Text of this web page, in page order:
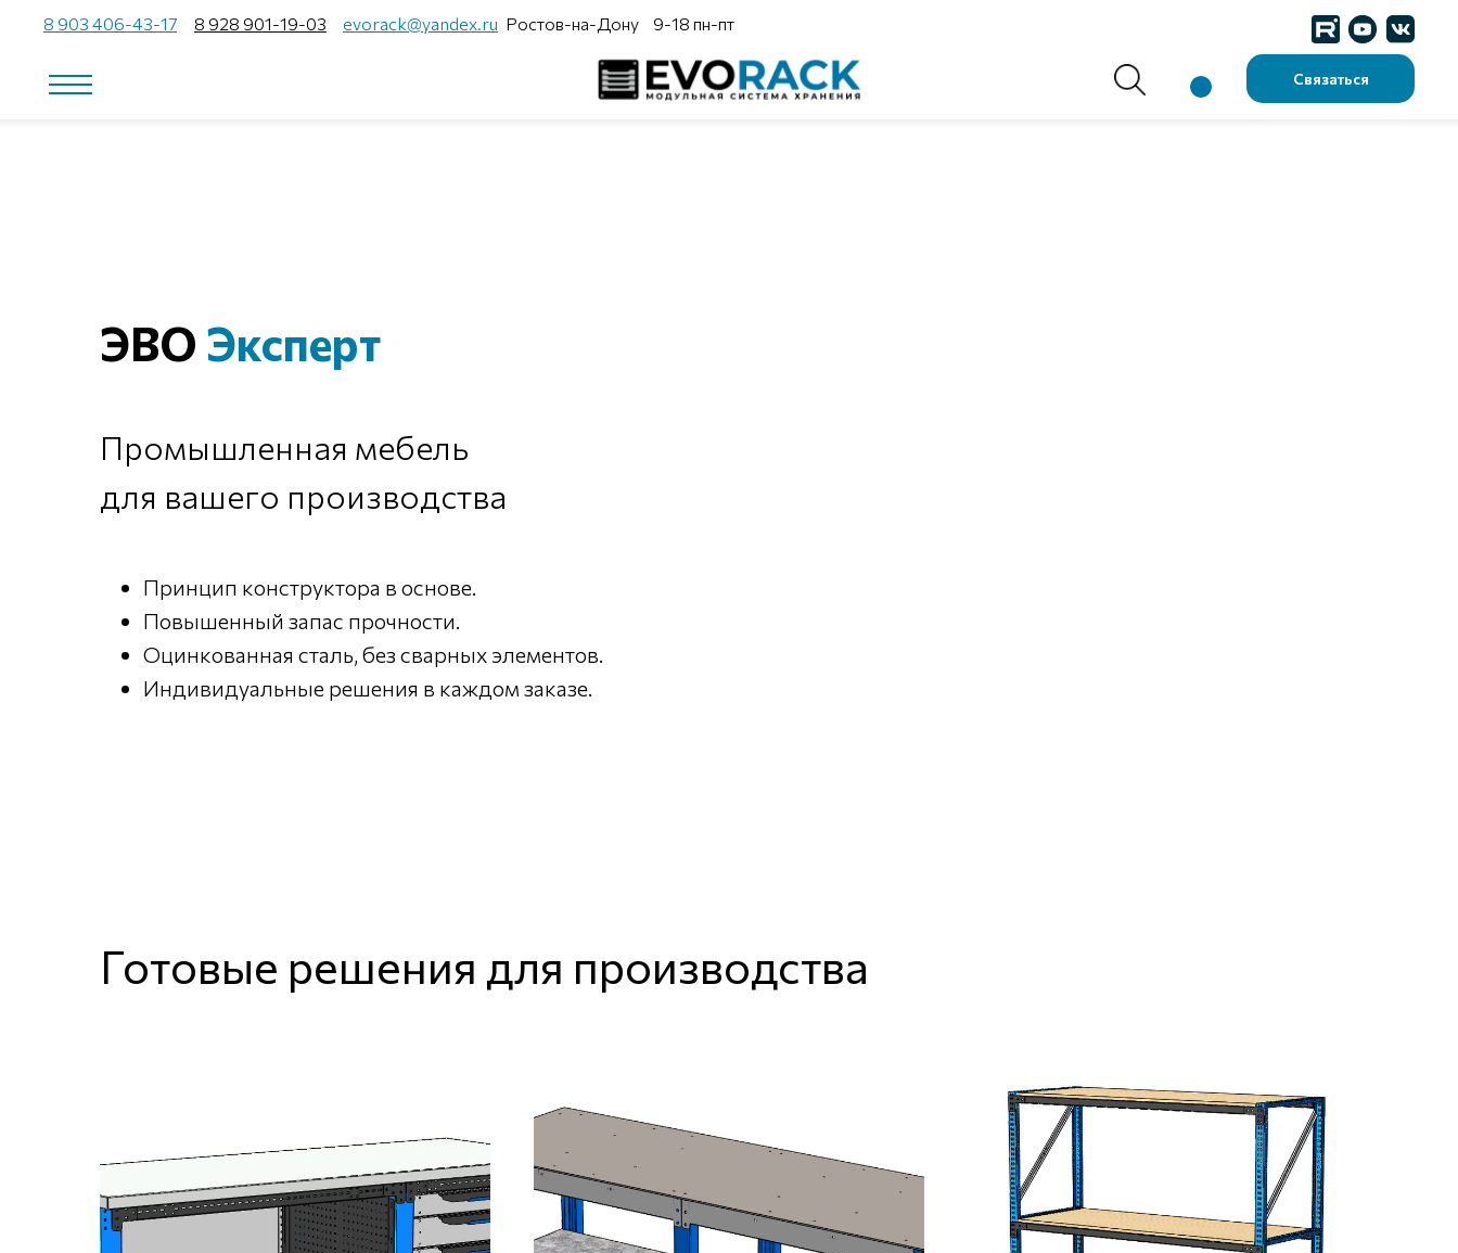
8 903 406-43-17
Связаться
Ростов-на-Дону
evorack@yandex.ru 9-18 пн-пт
8 928 901-19-03
ЭВО Эксперт
Промышленная мебель
для вашего производства
Принцип конструктора в основе.
Повышенный запас прочности.
Оцинкованная сталь, без сварных элементов.
Индивидуальные решения в каждом заказе.
Готовые решения для производства